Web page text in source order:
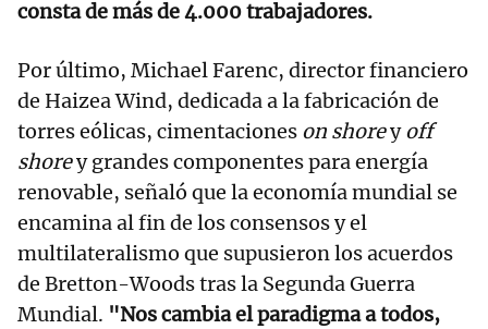
consta de más de 4.000 trabajadores.
Por último, Michael Farenc, director financiero
de Haizea Wind, dedicada a la fabricación de
torres eólicas, cimentaciones on shoreyoff
shorey grandes componentes para energía
renovable, señaló que la economía mundial se
encamina al fin de los consensos y el
multilateralismo que supusieron los acuerdos
de Bretton-Woods tras la Segunda Guerra
Mundial. "Nos cambia el paradigma a todos,